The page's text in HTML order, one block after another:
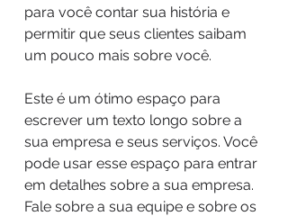
para você contar sua história e
permitir que seus clientes saibam
um pouco mais sobre você.
Este é um ótimo espaço para
escrever um texto longo sobre a
sua empresa e seus serviços. Você
pode usar esse espaço para entrar
em detalhes sobre a sua empresa.
Fale sobre a sua equipe e sobre os